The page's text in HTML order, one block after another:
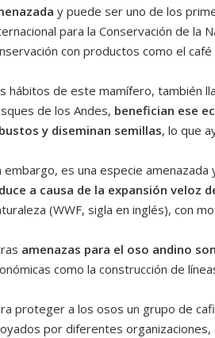
y puede ser uno de los
para la Conservación de la
con productos como el café
hábitos de este mamífero, también
de los Andes, benefician ese
y diseminan semillas, lo que
embargo, es una especie
a causa de la expansión veloz
(WWF, sigla en inglés), con
amenazas para el oso andino
como la construcción de
proteger a los osos un grupo de
por diferentes organizaciones,